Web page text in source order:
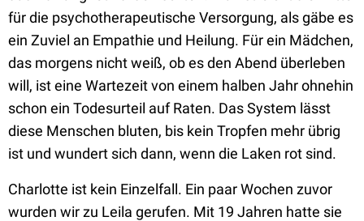
für die psychotherapeutische Versorgung, als gäbe es
ein Zuviel an Empathie und Heilung. Für ein Mädchen,
das morgens nicht weiß, ob es den Abend überleben
will, ist eine Wartezeit von einem halben Jahr ohnehin
schon ein Todesurteil auf Raten. Das System lässt
diese Menschen bluten, bis kein Tropfen mehr übrig
ist und wundert sich dann, wenn die Laken rot sind.
Charlotte ist kein Einzelfall. Ein paar Wochen zuvor
wurden wir zu Leila gerufen. Mit 19 Jahren hatte sie